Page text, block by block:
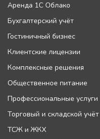
Аренда 1С Облако
Бухгалтерский учёт
Гостиничный бизнес
Клиентские лицензии
Комплексные решения
Общественное питание
Профессиональные услуги
Торговый и складской учёт
ТСЖ и ЖКХ